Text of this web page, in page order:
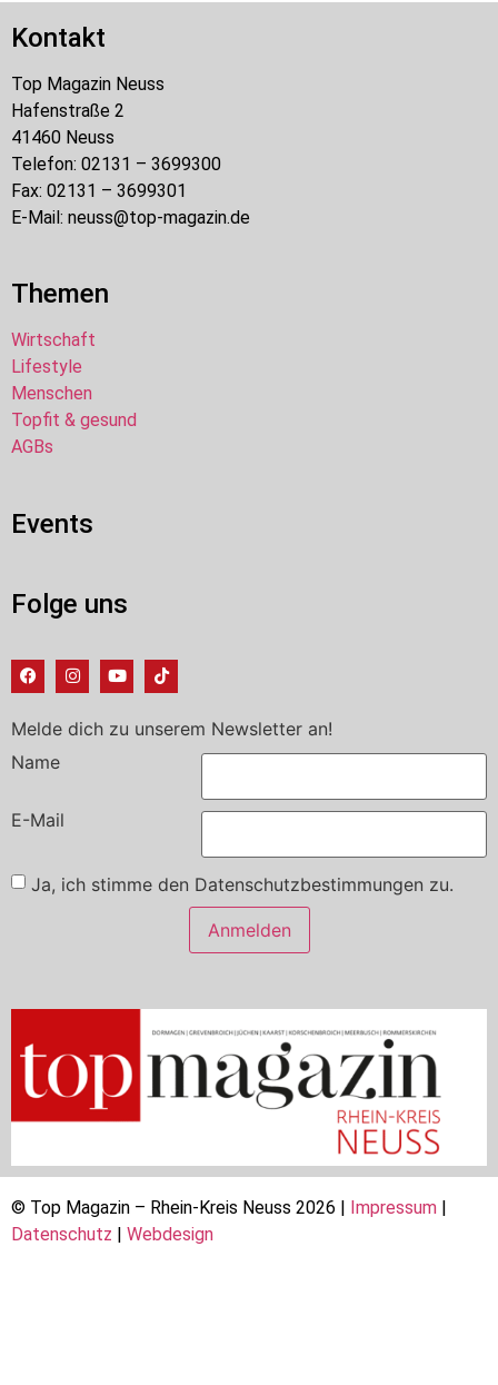
Kontakt
Top Magazin Neuss
Hafenstraße 2
41460 Neuss
Telefon: 02131 – 3699300
Fax: 02131 – 3699301
E-Mail: neuss@top-magazin.de
Themen
Wirtschaft
Lifestyle
Menschen
Topfit & gesund
AGBs
Events
Folge uns
Melde dich zu unserem Newsletter an!
Name
E-Mail
Ja, ich stimme den Datenschutzbestimmungen zu.
Anmelden
© Top Magazin – Rhein-Kreis Neuss 2026 | Impressum |
Datenschutz | Webdesign